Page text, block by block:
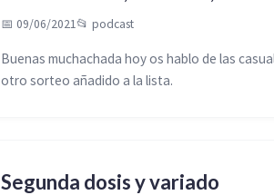
📅 09/06/2021📂 podcast
Buenas muchachada hoy os hablo de las
otro sorteo añadido a la lista.
Segunda dosis y variado